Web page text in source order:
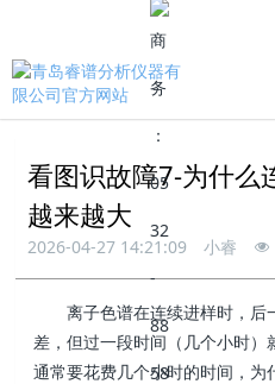
看图识故障7-为什么
越来越大
2026-04-27 14:21:09 小睿
离子色谱在连续进样时，后
差，但过一段时间（几个小时）
通常要花费几个小时的时间，为